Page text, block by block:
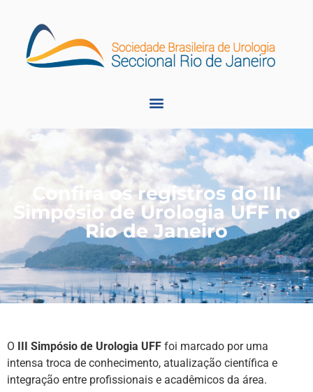
Confira os registros do III
Simpósio de Urologia UFF no
Rio de Janeiro
O III Simpósio de Urologia UFF foi marcado por uma
intensa troca de conhecimento, atualização científica e
integração entre profissionais e acadêmicos da área.